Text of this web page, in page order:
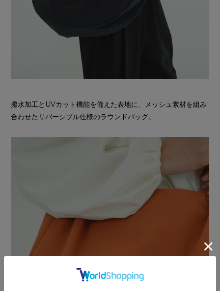
撥水加工とUVカット機能を備えた表地に、メッシュ素材を組み
合わせたリバーシブル仕様のラウンドバッグ。